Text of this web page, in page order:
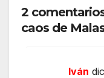
2
caos de
Iván